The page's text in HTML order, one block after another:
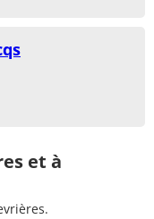
et à